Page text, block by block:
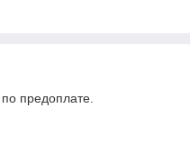
предоплате.